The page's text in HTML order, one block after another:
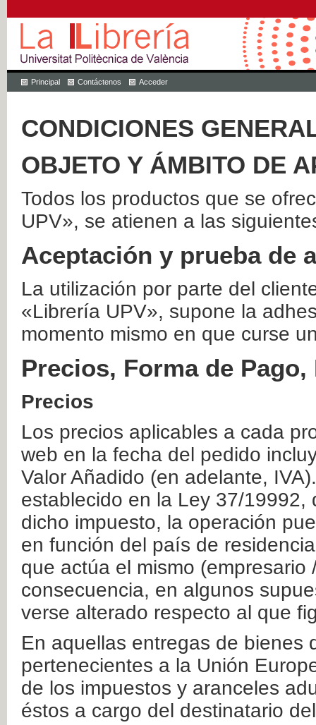
Principal Contáctenos Acceder
CONDICIONES
OBJETO Y ÁMBITO DE
Todos los productos que se
UPV», se atienen a las
Aceptación y prueba de
La utilización por parte del
«Librería UPV», supone la
momento mismo en que curse
Precios, Forma de
Precios
Los precios aplicables a cada
web en la fecha del pedido
Valor Añadido (en adelante,
establecido en la Ley 37/
dicho impuesto, la operación
en función del país de
que actúa el mismo
consecuencia, en algunos
verse alterado respecto al que
En aquellas entregas de bienes
pertenecientes a la Unión
de los impuestos y aranceles
éstos a cargo del destinatario